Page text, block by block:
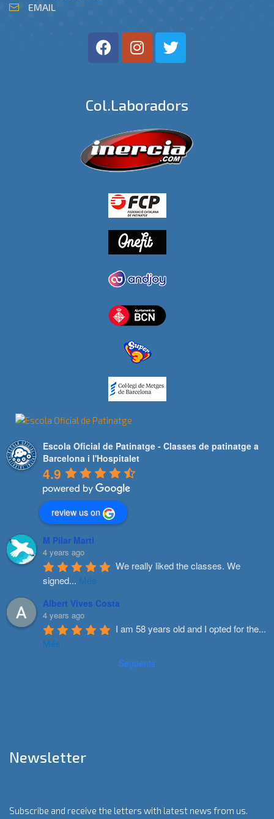
EMAIL
Col.laboradors
Escola Oficial de Patinatge - Classes de patinatge a
Barcelona i l'Hospitalet
4.9
review us on
M Pilar Marti
4 years ago
We really liked the classes. We
signed... Més
Albert Vives Costa
4 years ago
I am 58 years old and I opted for the...
Més
Següents
Newsletter
Subscribe and receive the letters with latest news from us.